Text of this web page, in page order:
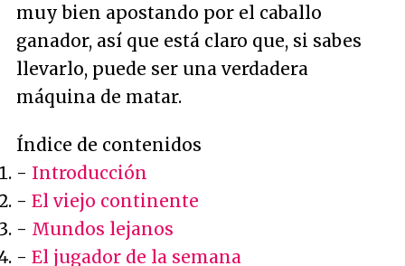
muy bien apostando por el caballo
ganador, así que está claro que, si sabes
llevarlo, puede ser una verdadera
máquina de matar.
Índice de contenidos
- Introducción
- El viejo continente
- Mundos lejanos
- El jugador de la semana